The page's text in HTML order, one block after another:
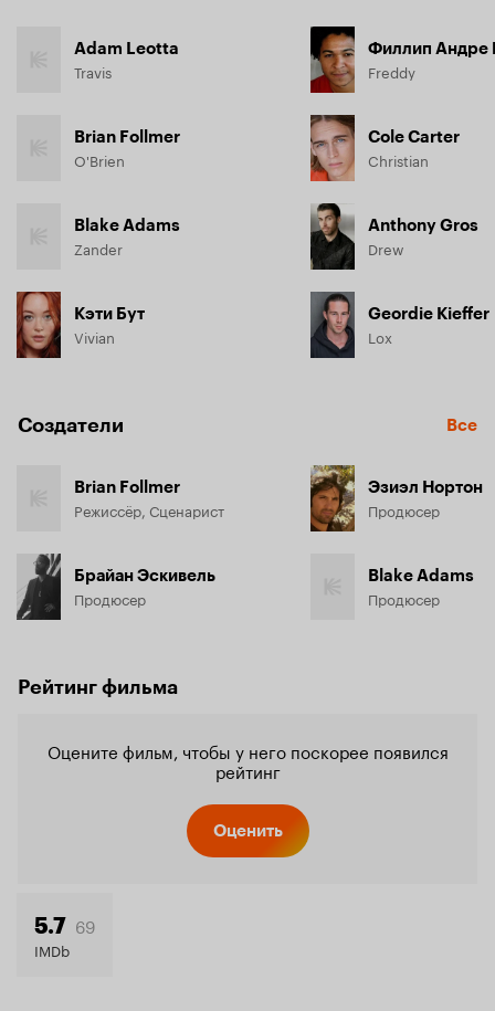
Adam Leotta
Travis
Brian Follmer
O'Brien
Blake Adams
Zander
Кэти Бут
Vivian
Филлип Андре
Freddy
Cole Carter
Christian
Anthony Gros
Drew
Geordie Kieffer
Lox
Создатели Все
Brian Follmer
Режиссёр, Сценарист
Брайан Эскивель
Продюсер
Эзиэл Нортон
Продюсер
Blake Adams
Продюсер
Рейтинг фильма
Оцените фильм, чтобы у него поскорее появился
рейтинг
Оценить
5.7 69
IMDb